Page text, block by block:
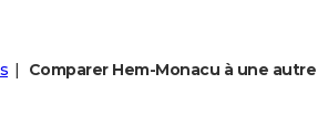
Comparer Hem-Monacu à une autre